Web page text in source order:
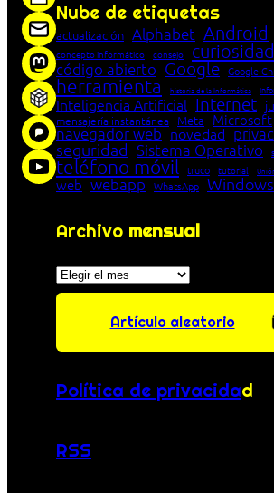
Nube de etiquetas
actualización Alphabet Android
concepto informático consejo curiosidad
código abierto Google Google
herramienta historia de la Informática
Inteligencia Artificial Internet
mensajería instantánea Meta Microsoft
navegador web novedad
seguridad Sistema Operativo
teléfono móvil truco tutorial
web webapp WhatsApp Windows
Archivo mensual
Archivos
Artículo aleatorio
Política de privacidad
RSS